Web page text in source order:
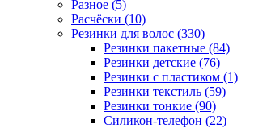
Разное (5)
Расчёски (10)
Резинки для волос (330)
Резинки пакетные (84)
Резинки детские (76)
Резинки с пластиком (1)
Резинки текстиль (59)
Резинки тонкие (90)
Силикон-телефон (22)